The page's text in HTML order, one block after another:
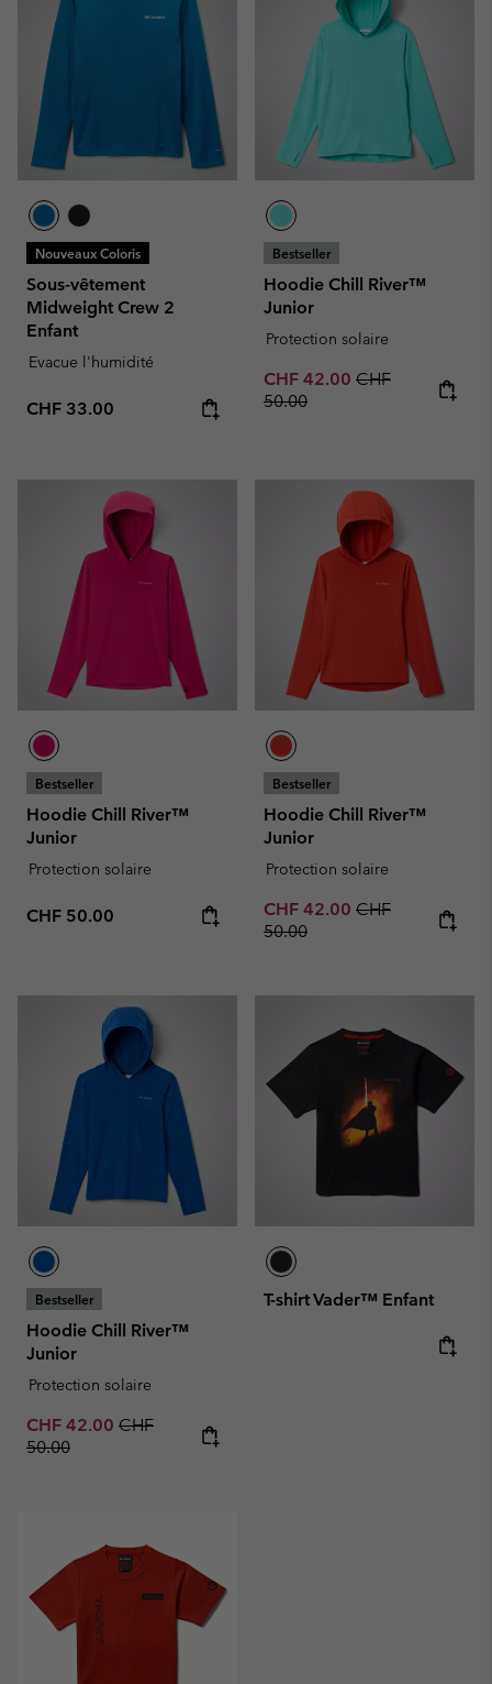
Nouveaux Coloris
Sous-vêtement
Midweight Crew 2
Enfant
Evacue l'humidité
Regular price:
CHF 33.00
Bestseller
Hoodie Chill River™
Junior
Protection solaire
Sale price:
CHF 42.00 Regular price:
CHF
50.00
Bestseller
Hoodie Chill River™
Junior
Protection solaire
Regular price:
CHF 50.00
Bestseller
Hoodie Chill River™
Junior
Protection solaire
Sale price:
CHF 42.00 Regular price:
CHF
50.00
Bestseller
Hoodie Chill River™
Junior
Protection solaire
Sale price:
CHF 42.00 Regular price:
CHF
50.00
T-shirt Vader™ Enfant